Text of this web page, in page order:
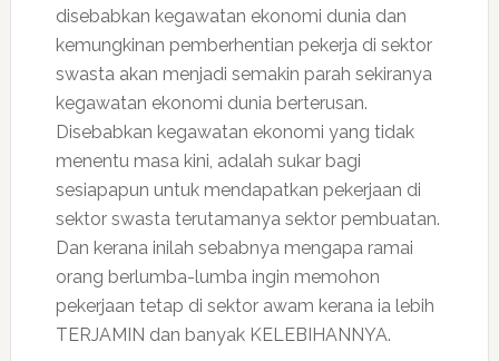
disebabkan kegawatan ekonomi dunia dan
kemungkinan pemberhentian pekerja di sektor
swasta akan menjadi semakin parah sekiranya
kegawatan ekonomi dunia berterusan.
Disebabkan kegawatan ekonomi yang tidak
menentu masa kini, adalah sukar bagi
sesiapapun untuk mendapatkan pekerjaan di
sektor swasta terutamanya sektor pembuatan.
Dan kerana inilah sebabnya mengapa ramai
orang berlumba-lumba ingin memohon
pekerjaan tetap di sektor awam kerana ia lebih
TERJAMIN dan banyak KELEBIHANNYA.